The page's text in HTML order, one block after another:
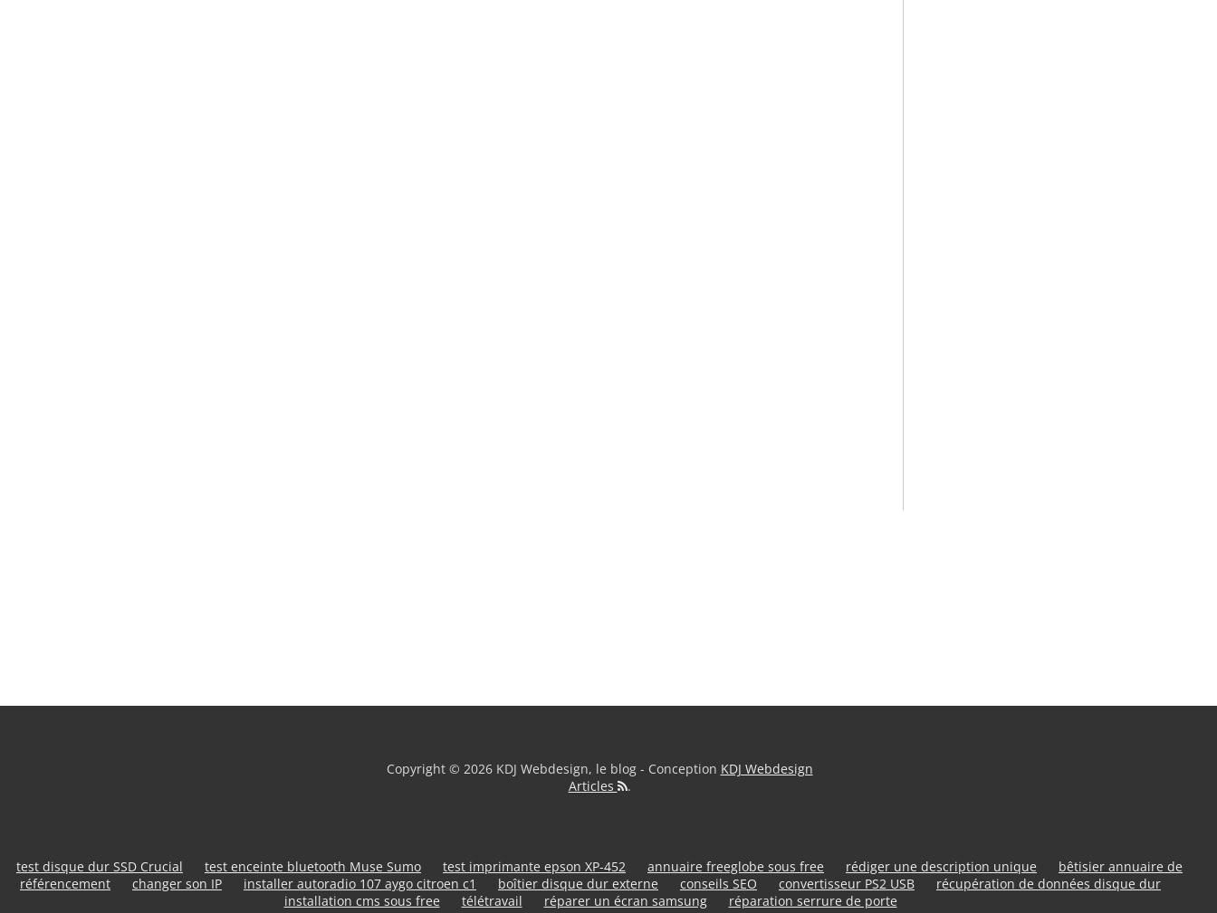
Copyright © 2026 KDJ Webdesign, le blog - Conception KDJ Webdesign
Articles
.
test disque dur SSD Crucial test enceinte bluetooth Muse Sumo test imprimante epson XP-452 annuaire freeglobe sous free rédiger une description unique
bêtisier annuaire de
référencement
changer son IP installer autoradio 107 aygo citroen c1 boîtier disque dur externe conseils SEO convertisseur PS2 USB
récupération de données disque dur
installation cms sous free
télétravail réparer un écran samsung réparation serrure de porte